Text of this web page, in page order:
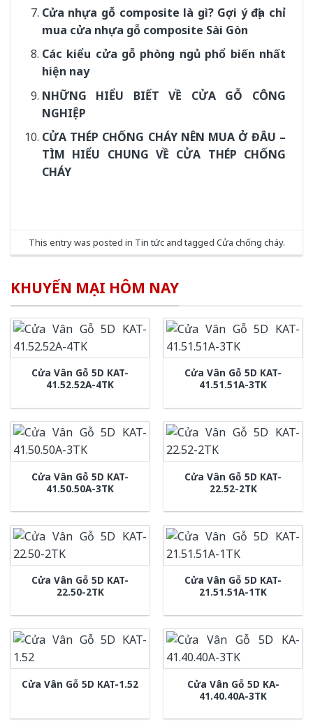
Cửa nhựa gỗ composite là gì? Gợi ý địa chỉ
mua cửa nhựa gỗ composite Sài Gòn
Các kiểu cửa gỗ phòng ngủ phổ biến nhất
hiện nay
NHỮNG HIỂU BIẾT VỀ CỬA GỖ CÔNG
NGHIỆP
CỬA THÉP CHỐNG CHÁY NÊN MUA Ở ĐÂU –
TÌM HIỂU CHUNG VỀ CỬA THÉP CHỐNG
CHÁY
This entry was posted in Tin tứcand tagged Cửa chống cháy.
KHUYẾN MẠI HÔM NAY
Cửa Vân Gỗ 5D KAT-
41.52.52A-4TK
Cửa Vân Gỗ 5D KAT-
41.51.51A-3TK
Cửa Vân Gỗ 5D KAT-
41.50.50A-3TK
Cửa Vân Gỗ 5D KAT-
22.52-2TK
Cửa Vân Gỗ 5D KAT-
22.50-2TK
Cửa Vân Gỗ 5D KAT-
21.51.51A-1TK
Cửa Vân Gỗ 5D KAT-1.52
Cửa Vân Gỗ 5D KA-
41.40.40A-3TK